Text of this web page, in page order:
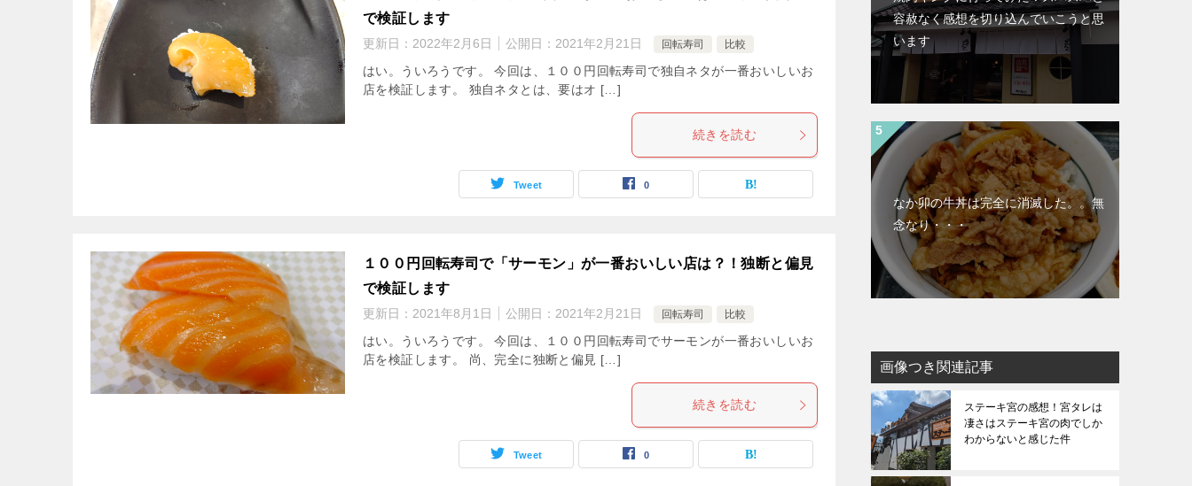
で検証します
更新日： 2022年2月6日 公開日： 2021年2月21日 回転寿司 比較
はい。ういろうです。 今回は、１００円回転寿司で独自ネタが一番おいしいお
店を検証します。 独自ネタとは、要はオ […]
続きを読む
Tweet 0
１００円回転寿司で「サーモン」が一番おいしい店は？！独断と偏見
で検証します
更新日： 2021年8月1日 公開日： 2021年2月21日 回転寿司 比較
はい。ういろうです。 今回は、１００円回転寿司でサーモンが一番おいしいお
店を検証します。 尚、完全に独断と偏見 […]
続きを読む
Tweet 0
容赦なく感想を切り込んでいこうと思
います
なか卯の牛丼は完全に消滅した。。無
念なり・・・
画像つき関連記事
ステーキ宮の感想！宮タレは
凄さはステーキ宮の肉でしか
わからないと感じた件